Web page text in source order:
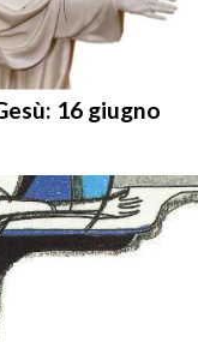
16 giugno